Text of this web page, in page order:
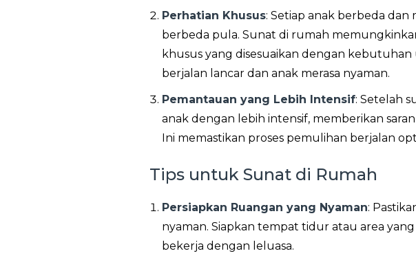
Perhatian Khusus: Setiap anak berbeda
berbeda pula. Sunat di rumah
khusus yang disesuaikan dengan
berjalan lancar dan anak merasa nyaman.
Pemantauan yang Lebih Intensif: Setelah
anak dengan lebih intensif, memberikan
Ini memastikan proses pemulihan berjalan
Tips untuk Sunat di Rumah
Persiapkan Ruangan yang Nyaman:
nyaman. Siapkan tempat tidur atau area
bekerja dengan leluasa.